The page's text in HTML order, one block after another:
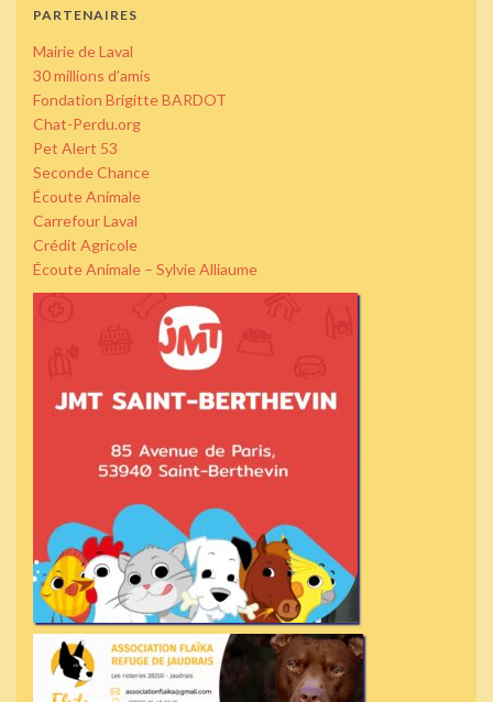
PARTENAIRES
Mairie de Laval
30 millions d’amis
Fondation Brigitte BARDOT
Chat-Perdu.org
Pet Alert 53
Seconde Chance
Écoute Animale
Carrefour Laval
Crédit Agricole
Écoute Animale – Sylvie Alliaume